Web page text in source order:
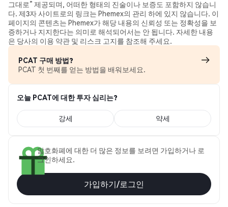
그대로” 제공되며, 어떠한 형태의 진술이나 보증도 포함하지 않습니
다. 제3자 사이트로의 링크는 Phemex의 관리 하에 있지 않습니다. 이
페이지의 콘텐츠는 Phemex가 해당 내용의 신뢰성 또는 정확성을 보
증하거나 지지한다는 의미로 해석되어서는 안 됩니다. 자세한 내용
은 당사의 이용 약관 및 리스크 고지를 참조해 주세요.
PCAT 구매 방법?
PCAT 첫 번째를 얻는 방법을 배워보세요.
오늘 PCAT에 대한 투자 심리는?
강세 약세
암호화폐에 대한 더 많은 정보를 보려면 가입하거나 로
그인하세요.
가입하기/로그인